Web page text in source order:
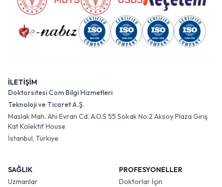
İLETİŞİM
Doktorsitesi Com Bilgi Hizmetleri
Teknoloji ve Ticaret A.Ş.
Maslak Mah. Ahi Evran Cd. A.O.S 55 Sokak No:2 Aksoy Plaza Giriş
Kat Kolektif House
İstanbul, Türkiye
SAĞLIK
Uzmanlar
PROFESYONELLER
Doktorlar İçin